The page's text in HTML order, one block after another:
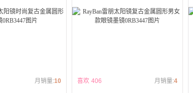
月销量:10 喜欢 406 月销量:4